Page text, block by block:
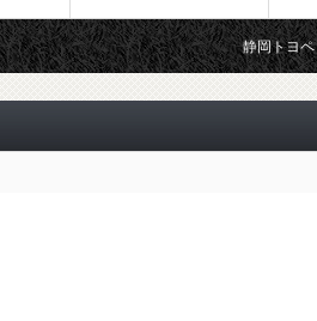
静岡トヨペット